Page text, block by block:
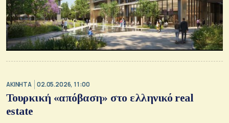
ΑΚΙΝΗΤΑ 02.05.2026, 11:00
Τουρκική «απόβαση» στο ελληνικό real
estate